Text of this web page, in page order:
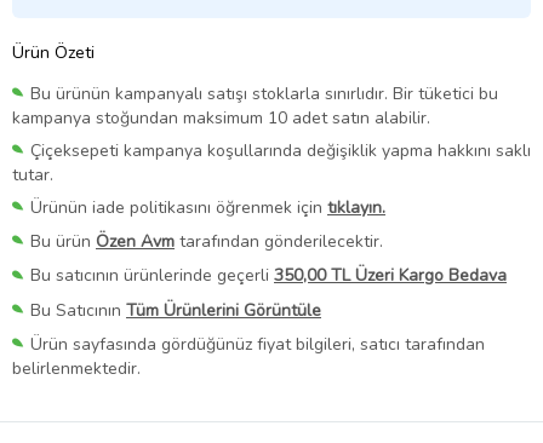
Ürün Özeti
Bu ürünün kampanyalı satışı stoklarla sınırlıdır. Bir tüketici bu
kampanya stoğundan maksimum 10 adet satın alabilir.
Çiçeksepeti kampanya koşullarında değişiklik yapma hakkını saklı
tutar.
Ürünün iade politikasını öğrenmek için tıklayın.
Bu ürün Özen Avm tarafından gönderilecektir.
Bu satıcının ürünlerinde geçerli 350,00 TL Üzeri Kargo Bedava
Bu Satıcının Tüm Ürünlerini Görüntüle
Ürün sayfasında gördüğünüz fiyat bilgileri, satıcı tarafından
belirlenmektedir.